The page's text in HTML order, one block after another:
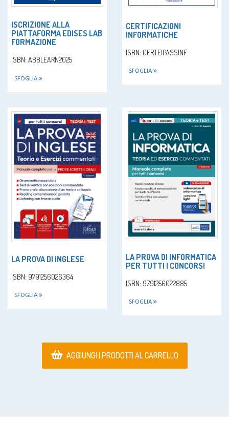
ISCRIZIONE ALLA
PIATTAFORMA EDISES LAB
FORMAZIONE
ISBN: ABBLEARN2025
SFOGLIA
CERTIFICAZIONI
INFORMATICHE
ISBN: CERTEIPASSINF
SFOGLIA
LA PROVA DI INGLESE
ISBN: 9791256026364
SFOGLIA
LA PROVA DI INFORMATICA
PER TUTTI I CONCORSI
ISBN: 9791256022885
SFOGLIA
AGGIUNGI I PRODOTTI AL CARRELLO